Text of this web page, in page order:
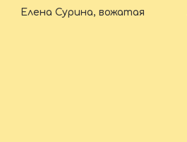
Елена Сурина, вожатая